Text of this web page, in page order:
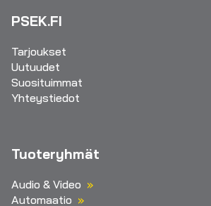
PSEK.FI
Tarjoukset
Uutuudet
Suosituimmat
Yhteystiedot
Tuoteryhmät
Audio & Video
Automaatio